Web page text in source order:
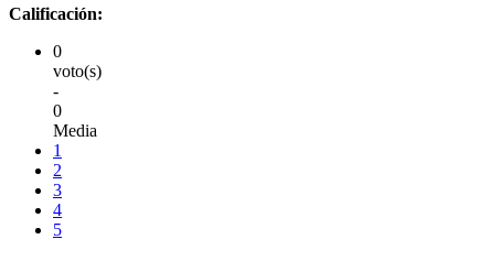
Calificación:
0
voto(s)
-
0
Media
1
2
3
4
5